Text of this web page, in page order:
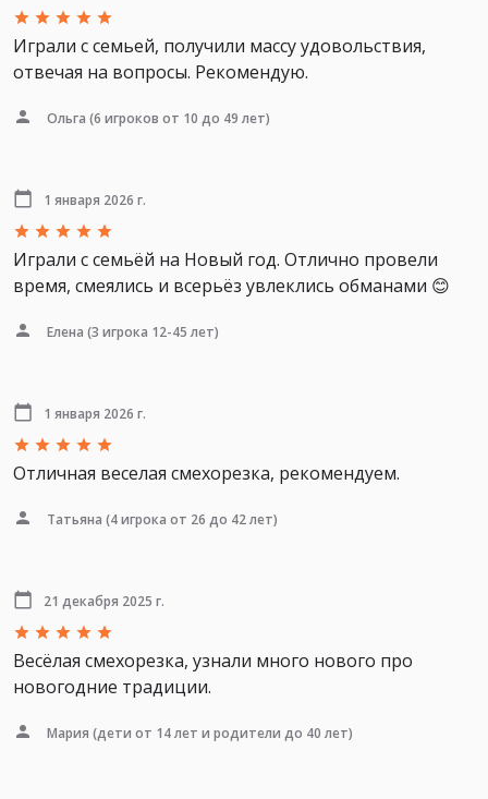
Играли с семьей, получили массу удовольствия,
отвечая на вопросы. Рекомендую.
Ольга (6 игроков от 10 до 49 лет)
1 января 2026 г.
Играли с семьёй на Новый год. Отлично провели
время, смеялись и всерьёз увлеклись обманами 😊
Елена (3 игрока 12-45 лет)
1 января 2026 г.
Отличная веселая смехорезка, рекомендуем.
Татьяна (4 игрока от 26 до 42 лет)
21 декабря 2025 г.
Весёлая смехорезка, узнали много нового про
новогодние традиции.
Мария (дети от 14 лет и родители до 40 лет)